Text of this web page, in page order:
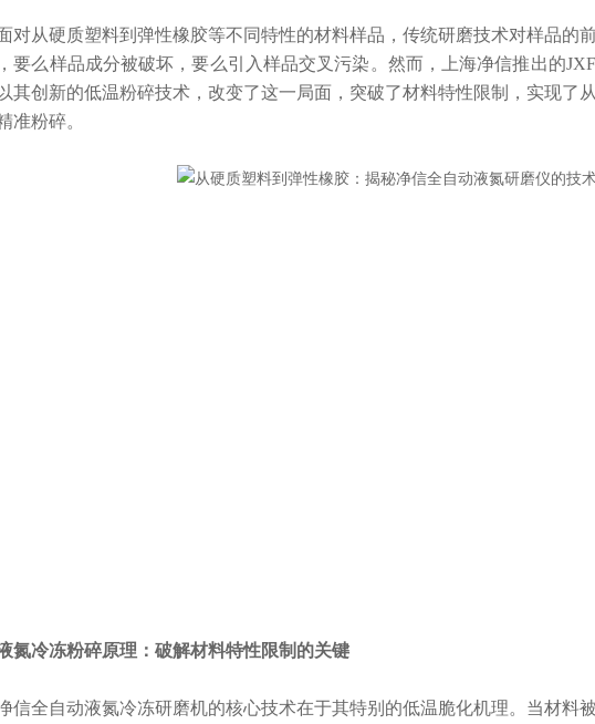
从硬质塑料到弹性橡胶等不同特性的材料样品，传统研磨技术对样品的
要么样品成分被破坏，要么引入样品交叉污染。然而，上海净信推出的
其创新的低温粉碎技术， 改变了这一局面，突破了材料特性限制，实现了
准粉碎。
冷冻粉碎原理：破解材料特性限制的关键
全自动液氮冷冻研磨机的核心技术在于其特别的低温脆化机理。当材料